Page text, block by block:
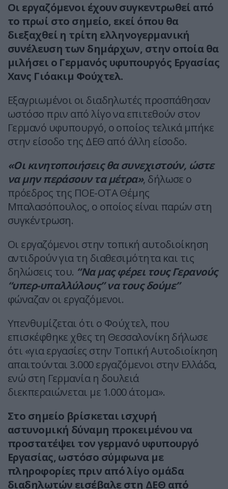
Οι εργαζόμενοι έχουν συγκεντρωθεί από
το πρωί στο σημείο, εκεί όπου θα
διεξαχθεί η τρίτη ελληνογερμανική
συνέλευση των δημάρχων, στην οποία θα
μιλήσει ο Γερμανός υφυπουργός Εργασίας
Χανς Γιόακιμ Φούχτελ.
Εξαγριωμένοι οι διαδηλωτές προσπάθησαν
ωστόσο πριν από λίγο να επιτεθούν στον
Γερμανό υφυπουργό, ο οποίος τελικά μπήκε
στην είσοδο της ΔΕΘ από άλλη είσοδο.
«Οι κινητοποιήσεις θα συνεχιστούν, ώστε
να μην περάσουν τα μέτρα», δήλωσε ο
πρόεδρος της ΠΟΕ-ΟΤΑ Θέμης
Μπαλασόπουλος, ο οποίος είναι παρών στη
συγκέντρωση.
Οι εργαζόμενοι στην τοπική αυτοδιοίκηση
αντιδρούν για τη διαθεσιμότητα και τις
δηλώσεις του. “Να μας φέρει τους Γερανούς
“υπερ-υπαλλύλους” να τους δούμε”
φώναζαν οι εργαζόμενοι.
Υπενθυμίζεται ότι ο Φούχτελ, που
επισκέφθηκε χθες τη Θεσσαλονίκη δήλωσε
ότι «για εργασίες στην Τοπική Αυτοδιοίκηση
απαιτούνται 3.000 εργαζόμενοι στην Ελλάδα,
ενώ στη Γερμανία η δουλειά
διεκπεραιώνεται με 1.000 άτομα».
Στο σημείο βρίσκεται ισχυρή
αστυνομική δύναμη προκειμένου να
προστατέψει τον γερμανό υφυπουργό
Εργασίας, ωστόσο σύμφωνα με
πληροφορίες πριν από λίγο ομάδα
διαδηλωτών εισέβαλε στη ΔΕΘ από